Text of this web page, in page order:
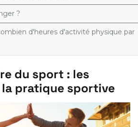
?
d'heures d'activité physique par
du sport : les
pratique sportive